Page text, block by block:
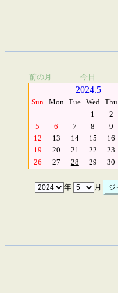
前の月 今日
2024.5
Sun Mon Tue Wed Thu
1
2
5
6 7 8 9
12
13 14 15 16
19
20 21 22 23
26
27 28 29 30
年 月